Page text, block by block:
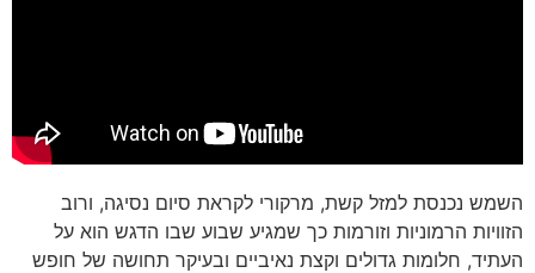
השמש נכנסת למזל קשת, מרקורי לקראת סיום נסיגה, ורוב
הזוויות הרמוניות וזורמות כך שמגיע שבוע שבו הדגש הוא על
העתיד, חלומות גדולים וקצת נאיביים ובעיקר תחושה של חופש